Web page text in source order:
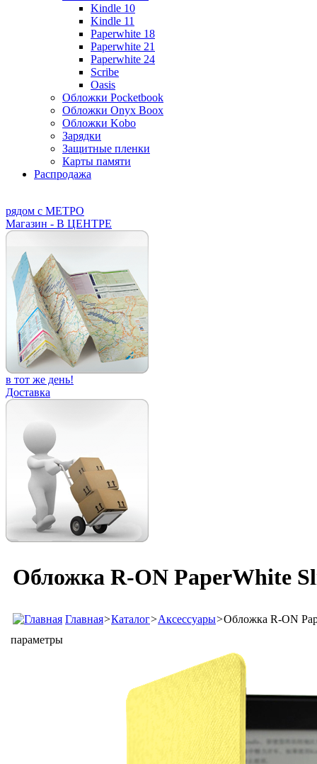
Kindle 10
Kindle 11
Paperwhite 18
Paperwhite 21
Paperwhite 24
Scribe
Oasis
Обложки Pocketbook
Обложки Onyx Boox
Обложки Kobo
Зарядки
Защитные пленки
Карты памяти
Распродажа
рядом с МЕТРО
Магазин - В ЦЕНТРЕ
в тот же день!
Доставка
Обложка R-ON PaperWhite
Главная>Каталог>Аксессуары>Обложка R-ON
параметры